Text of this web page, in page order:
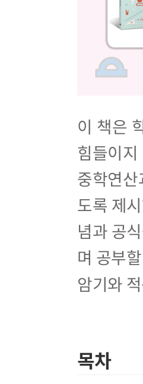
이 책은
힘들이
중학연
도록 제
념과 공
며 공부
암기와
목차